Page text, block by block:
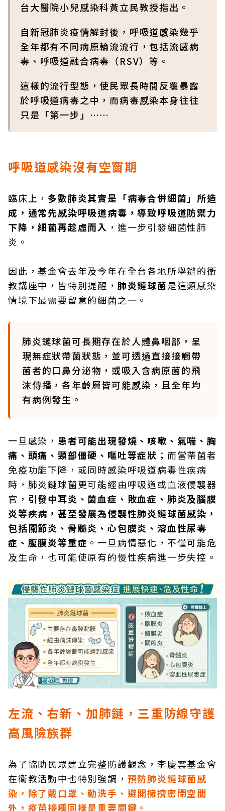
台大醫院小兒感染科黃立民教授指出。
自新冠肺炎疫情解封後，呼吸道感染幾乎
全年都有不同病原輪流流行，包括流感病
毒、呼吸道融合病毒（RSV）等。
這樣的流行型態，使民眾長時間反覆暴露
於呼吸道病毒之中，而病毒感染本身往往
只是「第一步」……
呼吸道感染沒有空窗期
臨床上， 多數肺炎其實是「病毒合併細菌」所造
成，通常先感染呼吸道病毒，導致呼吸道防禦力
下降，細菌再趁虛而入 ，進一步引發細菌性肺
炎。
因此，基金會去年及今年在全台各地所舉辦的衛
教講座中，皆特別提醒， 肺炎鏈球菌是這類感染
情境下最需要留意的細菌之一。
肺炎鏈球菌可長期存在於人體鼻咽部，呈
現無症狀帶菌狀態，並可透過直接接觸帶
菌者的口鼻分泌物，或吸入含病原菌的飛
沫傳播，各年齡層皆可能感染，且全年均
有病例發生。
一旦感染， 患者可能出現發燒、咳嗽、氣喘、胸
痛、頭痛、頸部僵硬、嘔吐等症狀 ；而當帶菌者
免疫功能下降，或同時感染呼吸道病毒性疾病
時，肺炎鏈球菌更可能經由呼吸道或血液侵襲器
官， 引發中耳炎、菌血症、敗血症、肺炎及腦膜
炎等疾病，甚至發展為侵襲性肺炎鏈球菌感染，
包括關節炎、骨髓炎、心包膜炎、溶血性尿毒
症、腹膜炎等重症 。一旦病情惡化，不僅可能危
及生命，也可能使原有的慢性疾病進一步失控。
左流、右新、加肺鏈，三重防線守護
高風險族群
為了協助民眾建立完整防護觀念，李慶雲基金會
在衛教活動中也特別強調， 預防肺炎鏈球菌感
染，除了戴口罩、勤洗手、避開擁擠密閉空間
外，疫苗接種同樣是重要關鍵。